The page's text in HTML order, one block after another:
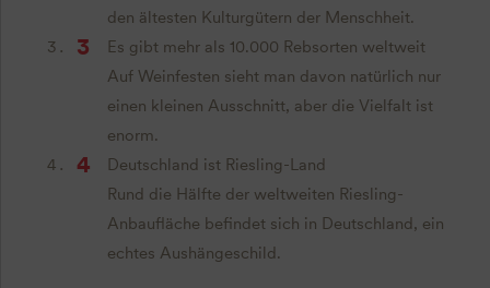
den ältesten Kulturgütern der Menschheit.
Es gibt mehr als 10.000 Rebsorten weltweit
Auf Weinfesten sieht man davon natürlich nur
einen kleinen Ausschnitt, aber die Vielfalt ist
enorm.
Deutschland ist Riesling-Land
Rund die Hälfte der weltweiten Riesling-
Anbaufläche befindet sich in Deutschland, ein
echtes Aushängeschild.